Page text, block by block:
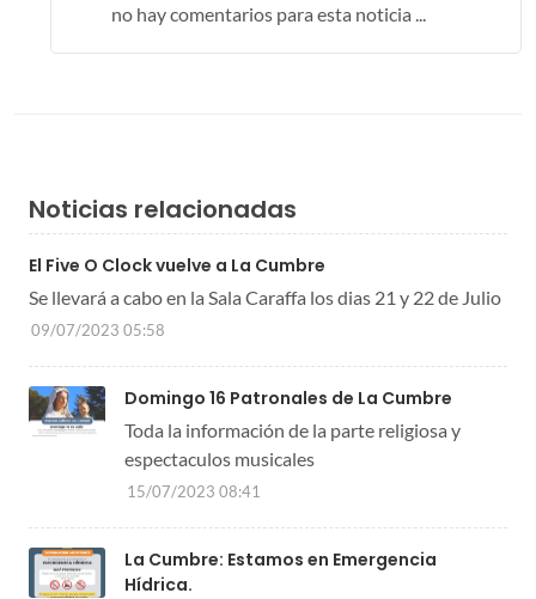
no hay comentarios para esta noticia ...
Noticias relacionadas
El Five O Clock vuelve a La Cumbre
Se llevará a cabo en la Sala Caraffa los dias 21 y 22 de Julio
09/07/2023 05:58
Domingo 16 Patronales de La Cumbre
Toda la información de la parte religiosa y
espectaculos musicales
15/07/2023 08:41
La Cumbre: Estamos en Emergencia
Hídrica.